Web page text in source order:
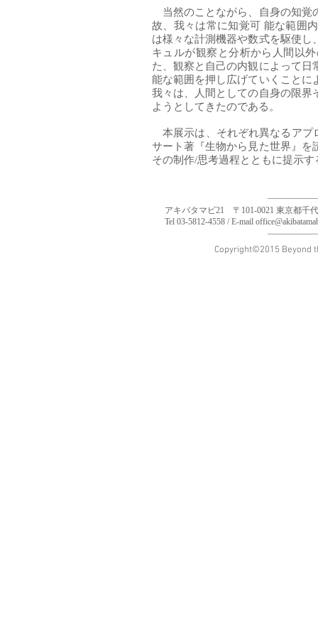
当然のことながら、自身の知覚
故、我々は常に知覚可 能な範囲
は様々な計測機器や数式を駆使
キュルが観察と分析から人間以
た、観察と自己の内観によって
能な範囲を押し広げていくことに
我々は、人間としての自身の限界
ようとしてきたのである。
本展示は、それぞれ異なるアプ
サート著『生物から見た世界』を
その制作/思考過程とともに提示
アキバタマビ21 〒101-0021 東京都千
Tel 03-5812-4558 / E-mail
Copyright©2015 Beyond